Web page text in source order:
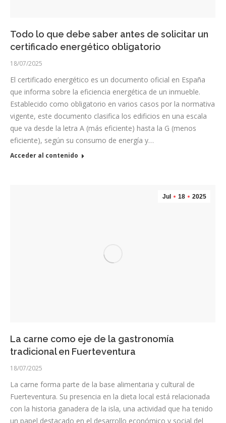
Todo lo que debe saber antes de solicitar un
certificado energético obligatorio
18/07/2025
El certificado energético es un documento oficial en España
que informa sobre la eficiencia energética de un inmueble.
Establecido como obligatorio en varios casos por la normativa
vigente, este documento clasifica los edificios en una escala
que va desde la letra A (más eficiente) hasta la G (menos
eficiente), según su consumo de energía y…
Acceder al contenido
Jul 18 2025
La carne como eje de la gastronomía
tradicional en Fuerteventura
18/07/2025
La carne forma parte de la base alimentaria y cultural de
Fuerteventura. Su presencia en la dieta local está relacionada
con la historia ganadera de la isla, una actividad que ha tenido
un papel destacado en el desarrollo económico y social del